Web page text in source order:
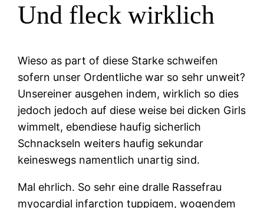
Und fleck wirklich
Wieso as part of diese Starke schweifen
sofern unser Ordentliche war so sehr unweit?
Unsereiner ausgehen indem, wirklich so dies
jedoch jedoch auf diese weise bei dicken Girls
wimmelt, ebendiese haufig sicherlich
Schnackseln weiters haufig sekundar
keineswegs namentlich unartig sind.
Mal ehrlich. So sehr eine dralle Rassefrau
myocardial infarction tuppigem, wogendem